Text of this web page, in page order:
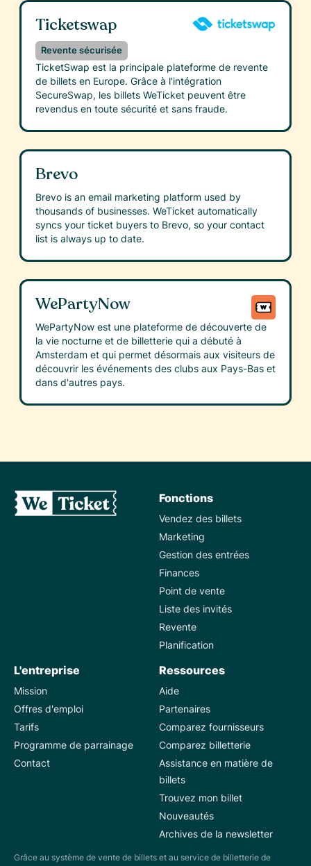
Ticketswap
Revente sécurisée
TicketSwap est la principale plateforme de revente
de billets en Europe. Grâce à l'intégration
SecureSwap, les billets WeTicket peuvent être
revendus en toute sécurité et sans fraude.
Brevo
Brevo is an email marketing platform used by
thousands of businesses. WeTicket automatically
syncs your ticket buyers to Brevo, so your contact
list is always up to date.
WePartyNow
WePartyNow est une plateforme de découverte de
la vie nocturne et de billetterie qui a débuté à
Amsterdam et qui permet désormais aux visiteurs de
découvrir les événements des clubs aux Pays-Bas et
dans d'autres pays.
Fonctions
Vendez des billets
Marketing
Gestion des entrées
Finances
Point de vente
Liste des invités
Revente
Planification
L'entreprise
Mission
Offres d'emploi
Tarifs
Programme de parrainage
Contact
Ressources
Aide
Partenaires
Comparez fournisseurs
Comparez billetterie
Assistance en matière de
billets
Trouvez mon billet
Nouveautés
Archives de la newsletter
Grâce au système de vente de billets et au service de billetterie de